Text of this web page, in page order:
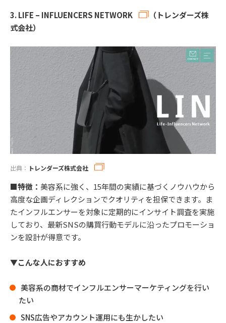
3.LIFE – INFLUENCERS NETWORK
（トレンダーズ株
式会社）
出典： トレンダーズ株式会社
■特徴： 美容系に強く、15年間の実績に基づくノウハウから
高度な企画ディレクションでクオリティを担保できます。ま
たインフルエンサーを対象に定期的にインサイト調査を実施
しており、最新SNSの購買行動モデルに沿ったプロモーショ
ンを設計が得意です。
▼こんな人におすすめ
美容系の商材でインフルエンサーマーケティングを行い
たい
SNS広告やアカウント運用にも生かしたい